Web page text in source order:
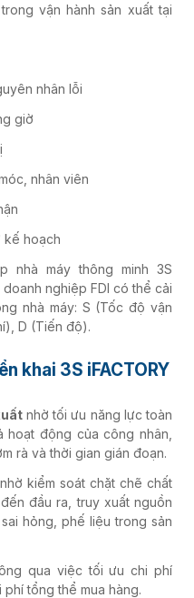
vận hành sản xuất tại
nhân lỗi
giờ
nhân viên
kế hoạch
nhà máy thông minh 3S
nghiệp FDI có thể cải
nhà máy: S (Tốc độ vận
D (Tiến độ).
khai 3S iFACTORY
nhờ tối ưu năng lực toàn
hoạt động của công nhân,
rà và thời gian gián đoạn.
nhờ kiểm soát chặt chẽ chất
đầu ra, truy xuất nguồn
hỏng, phế liệu trong sản
qua việc tối ưu chi phí
tổng thể mua hàng.